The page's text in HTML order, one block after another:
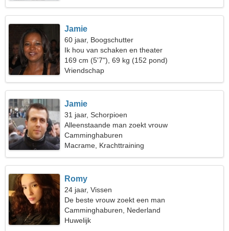
Jamie
60 jaar, Boogschutter
Ik hou van schaken en theater
169 cm (5'7"), 69 kg (152 pond)
Vriendschap
Jamie
31 jaar, Schorpioen
Alleenstaande man zoekt vrouw
Camminghaburen
Macrame, Krachttraining
Romy
24 jaar, Vissen
De beste vrouw zoekt een man
Camminghaburen, Nederland
Huwelijk